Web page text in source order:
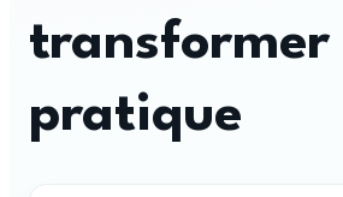
transformer
pratique